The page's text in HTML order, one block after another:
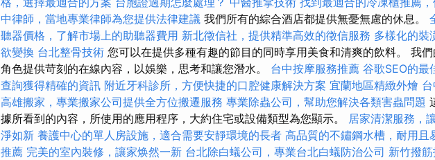
中律師，當地專業律師為您提供法律建議 我們所有的綜合酒店都提供無憂無慮的休息。
聽器價格，了解市場上的助聽器費用 新北徵信社，提供精準高效的徵信服務 多樣化的裝
欲變換 台北整骨技術 您可以在提供多種有趣的節目的同時享用美食和清爽的飲料。 我
角色提供苛刻的在線內容，以娛樂，思考和讓您潛水。 台中按摩服務推薦 谷歌SEO的最
查詢獲得精確的資訊 附近牙科診所，方便快捷的口腔健康解決方案 宜蘭地區精緻外燴
高雄搬家，專業搬家公司提供全方位搬遷服務 專業除蟲公司，幫助您解決各類害蟲問題
據所看到的內容，所使用的應用程序，大約住宅或設備類型為您顯示。 居家清潔服務，
淨如新 養護中心的單人房設施，適合需要安靜環境的長者 高品質的不鏽鋼水槽，耐用且
推薦 完美的室內裝修，讓家焕然一新 台北除白蟻公司，專業台北白蟻防治公司 新竹撥